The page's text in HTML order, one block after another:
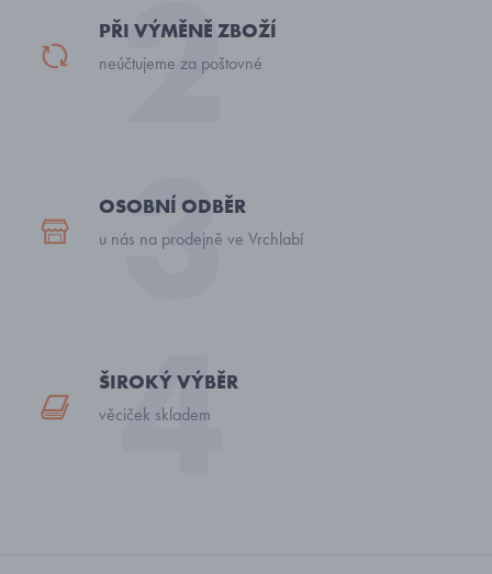
PŘI VÝMĚNĚ ZBOŽÍ
neúčtujeme za poštovné
OSOBNÍ ODBĚR
u nás na prodejně ve Vrchlabí
ŠIROKÝ VÝBĚR
věciček skladem